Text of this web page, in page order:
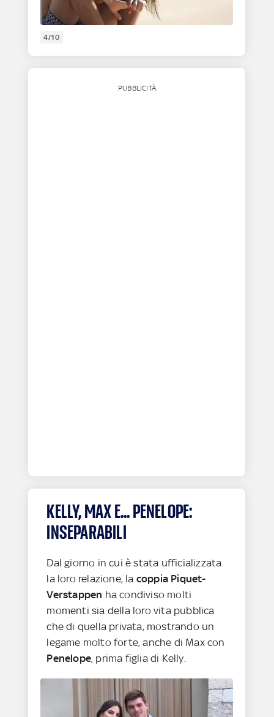
4/10
PUBBLICITÀ
KELLY, MAX E... PENELOPE:
INSEPARABILI
Dal giorno in cui è stata ufficializzata
la loro relazione, la coppia Piquet-
Verstappen ha condiviso molti
momenti sia della loro vita pubblica
che di quella privata, mostrando un
legame molto forte, anche di Max con
Penelope, prima figlia di Kelly.